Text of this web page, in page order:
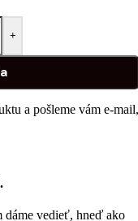
+
a pošleme vám e-mail,
dáme vedieť, hneď ako